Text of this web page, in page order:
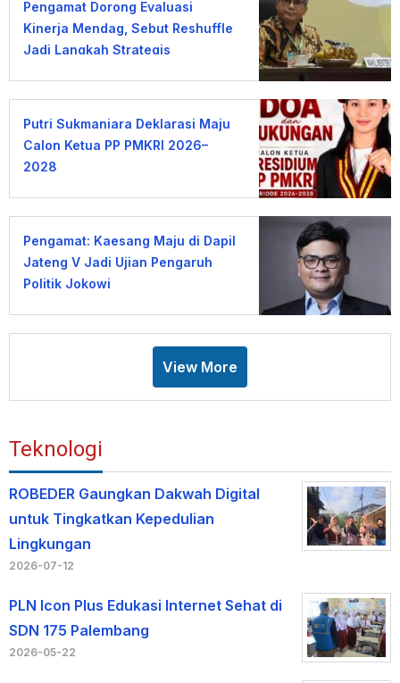
Pengamat Dorong Evaluasi
Kinerja Mendag, Sebut Reshuffle
Jadi Langkah Strategis
Putri Sukmaniara Deklarasi Maju
Calon Ketua PP PMKRI 2026–
2028
Pengamat: Kaesang Maju di Dapil
Jateng V Jadi Ujian Pengaruh
Politik Jokowi
View More
Teknologi
ROBEDER Gaungkan Dakwah Digital
untuk Tingkatkan Kepedulian
Lingkungan
2026-07-12
PLN Icon Plus Edukasi Internet Sehat di
SDN 175 Palembang
2026-05-22